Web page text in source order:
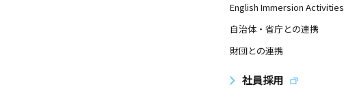
English Immersion Activities
自治体・省庁との連携
財団との連携
社員採用